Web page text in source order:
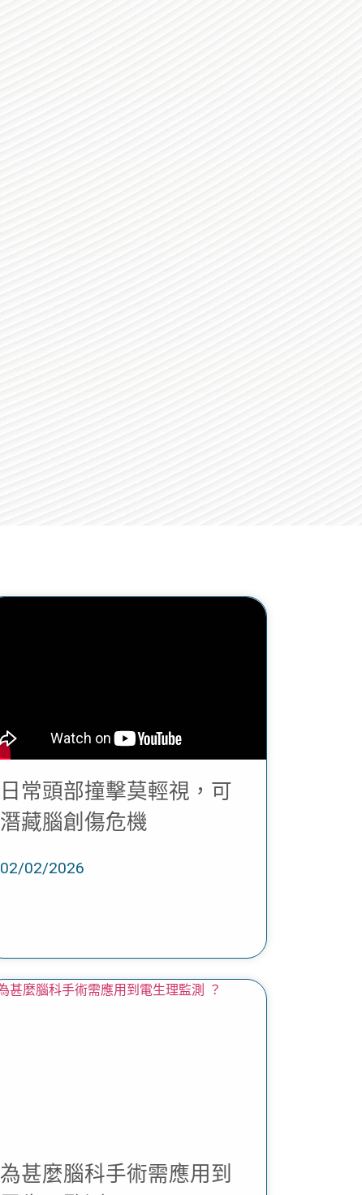
日常頭部撞擊莫輕視，可
潛藏腦創傷危機
02/02/2026
為甚麼腦科手術需應用到